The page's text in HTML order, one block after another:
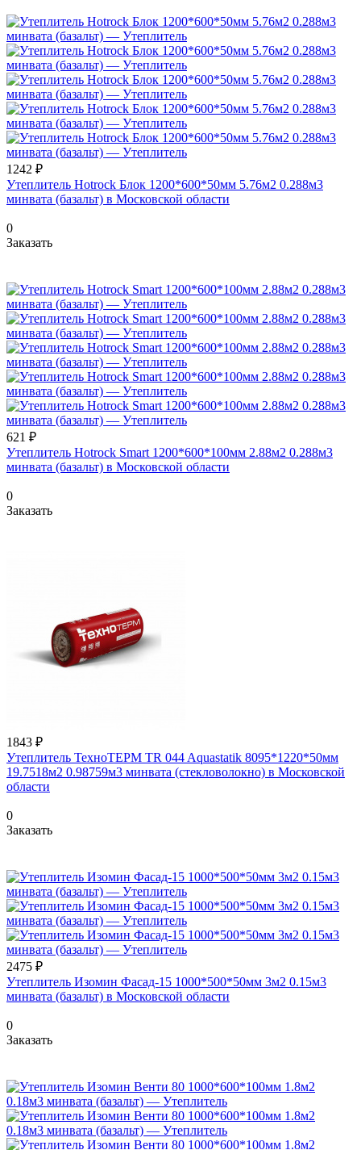
1242 ₽
Утеплитель Hotrock Блок 1200*600*50мм 5.76м2 0.288м3
минвата (базальт) в Московской области
0
Заказать
621 ₽
Утеплитель Hotrock Smart 1200*600*100мм 2.88м2 0.288м3
минвата (базальт) в Московской области
0
Заказать
1843 ₽
Утеплитель ТехноТЕРМ TR 044 Aquastatik 8095*1220*50мм
19.7518м2 0.98759м3 минвата (стекловолокно) в Московской
области
0
Заказать
2475 ₽
Утеплитель Изомин Фасад-15 1000*500*50мм 3м2 0.15м3
минвата (базальт) в Московской области
0
Заказать